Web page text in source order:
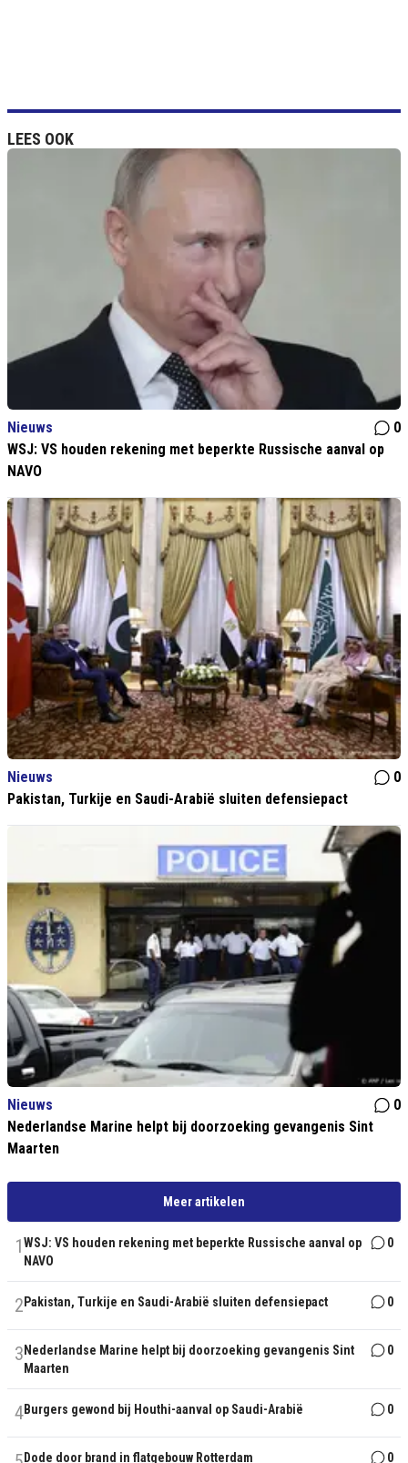
LEES OOK
Nieuws
0
WSJ: VS houden rekening met beperkte Russische aanval op
NAVO
Nieuws
0
Pakistan, Turkije en Saudi-Arabië sluiten defensiepact
Nieuws
0
Nederlandse Marine helpt bij doorzoeking gevangenis Sint
Maarten
Meer artikelen
1WSJ: VS houden rekening met beperkte Russische aanval op
NAVO
0
2 Pakistan, Turkije en Saudi-Arabië sluiten defensiepact 0
3 Nederlandse Marine helpt bij doorzoeking gevangenis Sint
Maarten
0
4Burgers gewond bij Houthi-aanval op Saudi-Arabië 0
Dode door brand in flatgebouw Rotterdam 0